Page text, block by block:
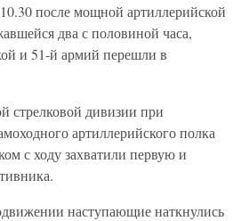
после мощной артиллерийской
два с половиной часа,
и 51-й армий перешли в
стрелковой дивизии при
артиллерийского полка
с ходу захватили первую и
наступающие наткнулись